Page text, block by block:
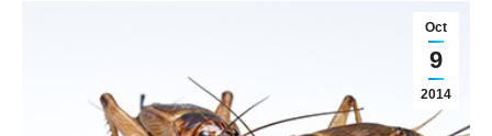
Oct
9
2014